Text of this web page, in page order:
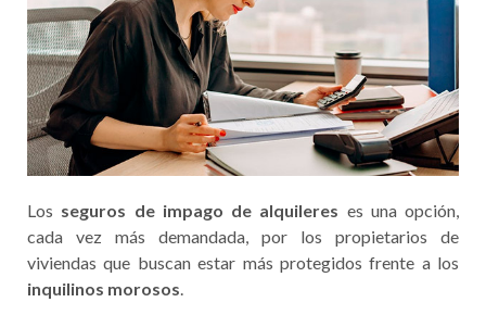
Los seguros de impago de alquileres es una opción,
cada vez más demandada, por los propietarios de
viviendas que buscan estar más protegidos frente a los
inquilinos morosos.